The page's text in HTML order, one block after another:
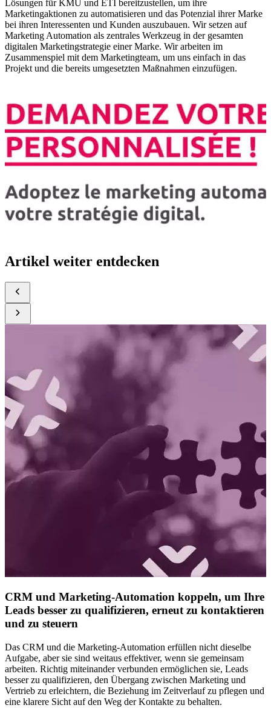
Lösungen für KMU und ETI bereitzustellen, um ihre
Marketingaktionen zu automatisieren und das Potenzial ihrer Marke
bei ihren Interessenten und Kunden auszubauen. Wir setzen auf
Marketing Automation als zentrales Werkzeug in der gesamten
digitalen Marketingstrategie einer Marke. Wir arbeiten im
Zusammenspiel mit dem Marketingteam, um uns einfach in das
Projekt und die bereits umgesetzten Maßnahmen einzufügen.
Artikel weiter entdecken
CRM und Marketing-Automation koppeln, um Ihre
Leads besser zu qualifizieren, erneut zu kontaktieren
und zu steuern
Das CRM und die Marketing-Automation erfüllen nicht dieselbe
Aufgabe, aber sie sind weitaus effektiver, wenn sie gemeinsam
arbeiten. Richtig miteinander verbunden ermöglichen sie, Leads
besser zu qualifizieren, den Übergang zwischen Marketing und
Vertrieb zu erleichtern, die Beziehung im Zeitverlauf zu pflegen und
eine klarere Sicht auf den Weg der Kontakte zu behalten.